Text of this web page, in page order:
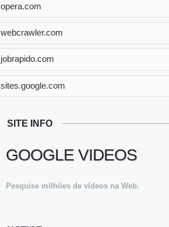
opera.com
webcrawler.com
jobrapido.com
sites.google.com
SITE INFO
GOOGLE VIDEOS
Pesquise milhões de vídeos na Web.